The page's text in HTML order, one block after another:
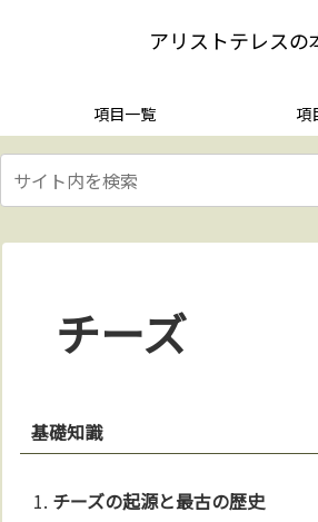
アリストテレスの
項目一覧 項
チーズ
基礎知識
チーズの起源と最古の歴史